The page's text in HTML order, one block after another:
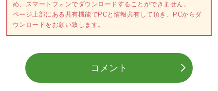
め、スマートフォンでダウンロードすることができません。
ページ上部にある共有機能でPCと情報共有して頂き、PCからダ
ウンロードをお願い致します。
コメント